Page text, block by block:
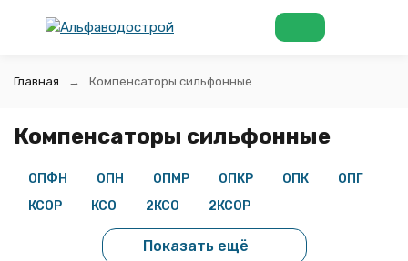
Главная Компенсаторы сильфонные
Компенсаторы сильфонные
ОПФН ОПН ОПМР ОПКР ОПК
ОПГ
КСОР
КСО 2КСО 2КСОР
Показать ещё